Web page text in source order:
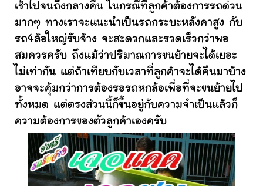
เช้าไปจนถึงกลางคืน ในกรณีที่ลูกค้าต้องการรถด่วน
มากๆ ทางเราจะแนะนำเป็นรถกระบะหลังคาสูง กับ
รถ4ล้อใหญ่รับจ้าง จะสะดวกและรวดเร็วกว่าพอ
สมควรครับ ถึงแม้ว่าปริมาณการขนย้ายจะได้เยอะ
ไม่เท่ากัน แต่ถ้าเทียบกับเวลาที่ลูกค้าจะได้คืนมาบ้าง
อาจจะคุ้มกว่าการต้องรอรถหกล้อเพื่อที่จะขนย้ายไป
ทั้งหมด แต่ตรงส่วนนี้ก็ขึ้นอยู่กับความจำเป็นแล้วก็
ความต้องการของตัวลูกค้าเองครับ